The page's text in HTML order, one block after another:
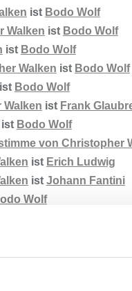
ist Bodo Wolf
Walken ist Bodo Wolf
ist Bodo Wolf
Walken ist Bodo Wolf
ist Bodo Wolf
ist Frank
ist Bodo Wolf
von Christopher
ist Erich Ludwig
ist Johann Fantini
Wolf
Bodo Wolf
von Christopher